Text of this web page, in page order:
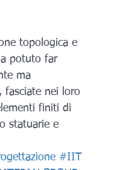
potuto far
ma
fasciate nei loro
finiti di
statuarie e
#IIT